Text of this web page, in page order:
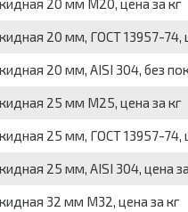
20 мм М20, цена за кг
20 мм, ГОСТ 13957-74,
20 мм, AISI 304, без
25 мм М25, цена за кг
25 мм, ГОСТ 13957-74,
25 мм, AISI 304, цена
32 мм М32, цена за кг